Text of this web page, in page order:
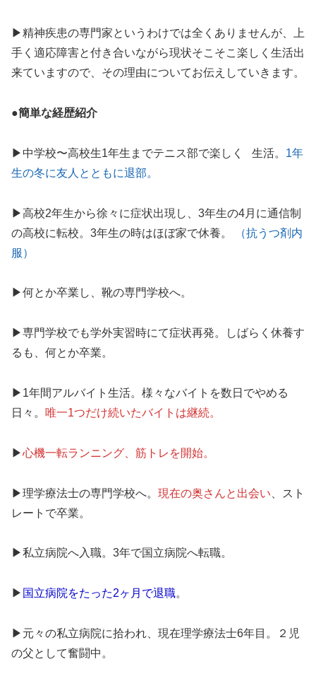
▶︎精神疾患の専門家というわけでは全くありませんが、上
手く適応障害と付き合いながら現状そこそこ楽しく生活出
来ていますので、その理由についてお伝えしていきます。
●簡単な経歴紹介
▶︎中学校〜高校生1年生までテニス部で楽しく 生活。 1年
生の冬に友人とともに退部。
▶︎高校2年生から徐々に症状出現し、3年生の4月に通信制
の高校に転校。3年生の時はほぼ家で休養。
（抗うつ剤内
服）
▶︎何とか卒業し、靴の専門学校へ。
▶︎専門学校でも学外実習時にて症状再発。しばらく休養す
るも、何とか卒業。
▶︎1年間アルバイト生活。様々なバイトを数日でやめる
日々。 唯一1つだけ続いたバイトは継続。
▶︎心機一転ランニング、筋トレを開始。
▶︎理学療法士の専門学校へ。 現在の奥さんと出会い 、スト
レートで卒業。
▶︎私立病院へ入職。3年で国立病院へ転職。
▶︎ 国立病院をたった2ヶ月で退職。
▶︎元々の私立病院に拾われ、現在理学療法士6年目。２児
の父として奮闘中。